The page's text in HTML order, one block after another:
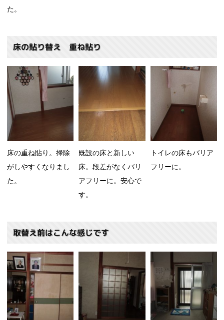
た。
床の貼り替え 重ね貼り
床の重ね貼り。掃除
がしやすくなりまし
た。
既設の床と新しい
床。段差がなくバリ
アフリーに。安心で
す。
トイレの床もバリア
フリーに。
取替え前はこんな感じです